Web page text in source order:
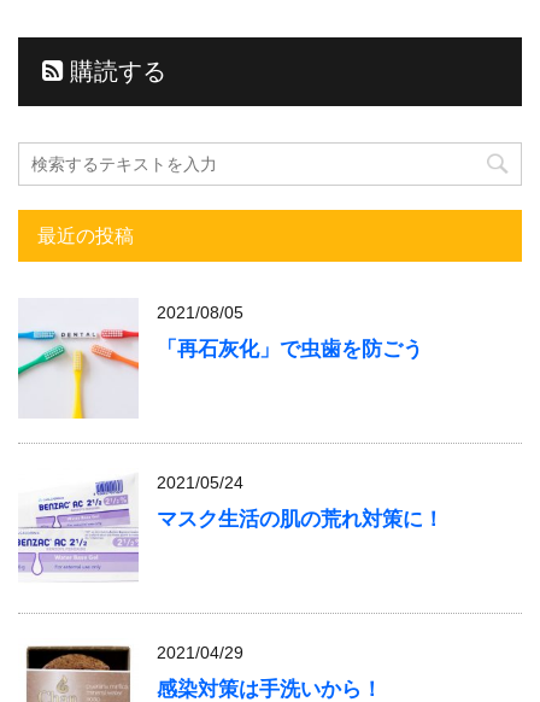
購読する
最近の投稿
2021/08/05
「再石灰化」で虫歯を防ごう
2021/05/24
マスク生活の肌の荒れ対策に！
2021/04/29
感染対策は手洗いから！